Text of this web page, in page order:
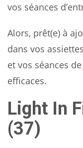
vos séances
Alors, prêt(e) à
dans vos
et vos séances
efficaces.
Light In
(37)